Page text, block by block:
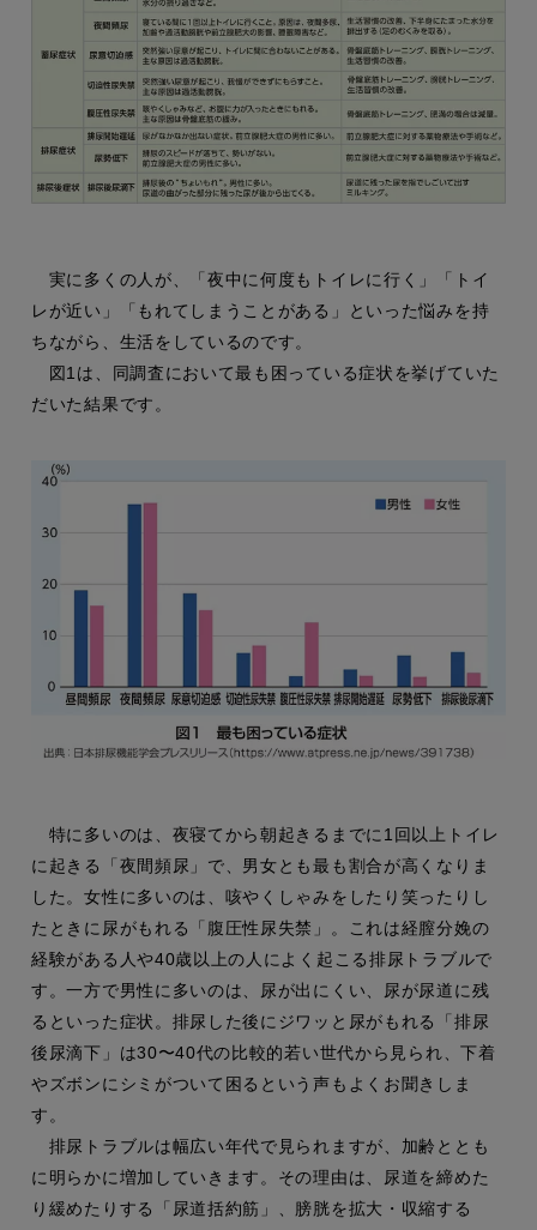
実に多くの人が、「夜中に何度もトイレに行く」「トイ
レが近い」「もれてしまうことがある」といった悩みを持
ちながら、生活をしているのです。
図1は、同調査において最も困っている症状を挙げていた
だいた結果です。
特に多いのは、夜寝てから朝起きるまでに1回以上トイレ
に起きる「夜間頻尿」で、男女とも最も割合が高くなりま
した。女性に多いのは、咳やくしゃみをしたり笑ったりし
たときに尿がもれる「腹圧性尿失禁」。これは経膣分娩の
経験がある人や40歳以上の人によく起こる排尿トラブルで
す。一方で男性に多いのは、尿が出にくい、尿が尿道に残
るといった症状。排尿した後にジワッと尿がもれる「排尿
後尿滴下」は30〜40代の比較的若い世代から見られ、下着
やズボンにシミがついて困るという声もよくお聞きしま
す。
排尿トラブルは幅広い年代で見られますが、加齢ととも
に明らかに増加していきます。その理由は、尿道を締めた
り緩めたりする「尿道括約筋」、膀胱を拡大・収縮する